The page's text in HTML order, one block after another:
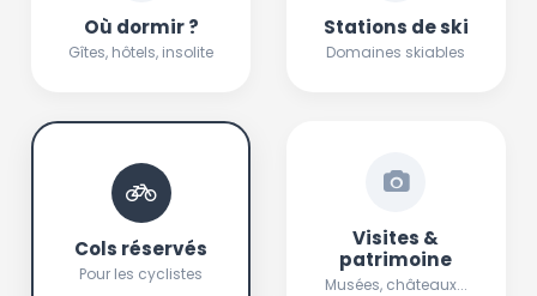
Où dormir ?
Gîtes, hôtels, insolite
Stations de ski
Domaines skiables
Cols réservés
Pour les cyclistes
Visites &
patrimoine
Musées, châteaux...